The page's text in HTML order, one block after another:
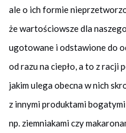
ale o ich formie
że wartościowsze dla
ugotowane i odstawione do
od razu na ciepło, a to z racji
jakim ulega obecna w nich
z innymi produktami
np. ziemniakami czy